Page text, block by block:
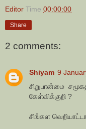
Editor Time 00:00:00
Share
2 comments:
Shiyam 9
சிறுபான்மை
கேள்விக்குறி ?
சிங்கள